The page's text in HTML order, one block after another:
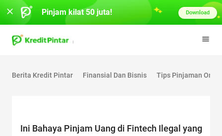
Berita Kredit Pintar Finansial Dan Bisnis Tips Pinjaman
Ini Bahaya Pinjam Uang di Fintech Ilegal yang
Pinjam kilat 50 juta! Download